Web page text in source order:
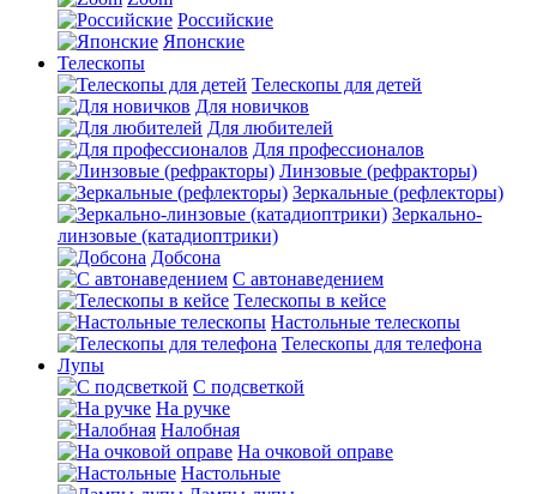
Российские
Японские
Телескопы
Телескопы для детей
Для новичков
Для любителей
Для профессионалов
Линзовые (рефракторы)
Зеркальные (рефлекторы)
Зеркально-
линзовые (катадиоптрики)
Добсона
С автонаведением
Телескопы в кейсе
Настольные телескопы
Телескопы для телефона
Лупы
С подсветкой
На ручке
Налобная
На очковой оправе
Настольные